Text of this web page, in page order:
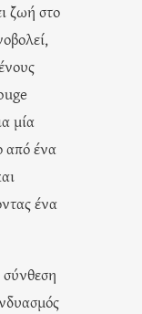
ζωή στο
μία
από ένα
ένα